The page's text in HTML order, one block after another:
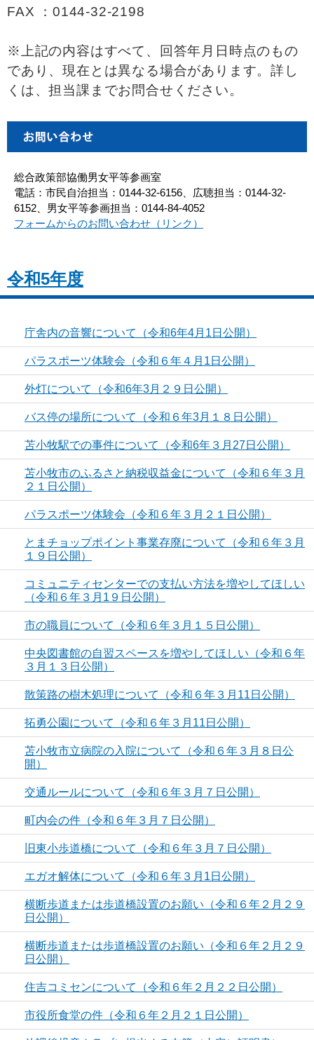
FAX ：0144-32-2198
※上記の内容はすべて、回答年月日時点のもの
であり、現在とは異なる場合があります。詳し
くは、担当課までお問合せください。
総合政策部協働男女平等参画室
電話：市民自治担当：0144-32-6156、広聴担当：0144-32-
6152、男女平等参画担当：0144-84-4052
フォームからのお問い合わせ（リンク）
令和5年度
庁舎内の音響について（令和6年4月1日公開）
パラスポーツ体験会（令和６年４月1日公開）
外灯について（令和6年3月２９日公開）
バス停の場所について（令和６年3月１８日公開）
苫小牧駅での事件について（令和6年３月27日公開）
苫小牧市のふるさと納税収益金について（令和６年３月
２１日公開）
パラスポーツ体験会（令和６年３月２１日公開）
とまチョップポイント事業存廃について（令和６年３月
１９日公開）
コミュニティセンターでの支払い方法を増やしてほしい
（令和６年３月1９日公開）
市の職員について（令和６年３月１５日公開）
中央図書館の自習スペースを増やしてほしい（令和６年
３月１３日公開）
散策路の樹木処理について（令和６年３月11日公開）
拓勇公園について（令和６年３月11日公開）
苫小牧市立病院の入院について（令和６年３月８日公
開）
交通ルールについて（令和６年３月７日公開）
町内会の件（令和６年３月７日公開）
旧東小歩道橋について（令和６年３月７日公開）
エガオ解体について（令和６年３月1日公開）
横断歩道または歩道橋設置のお願い（令和６年２月２９
日公開）
横断歩道または歩道橋設置のお願い（令和６年２月２９
日公開）
住吉コミセンについて（令和６年２月２２日公開）
市役所食堂の件（令和６年２月２１日公開）